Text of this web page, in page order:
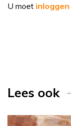
U moet inloggen
Lees ook